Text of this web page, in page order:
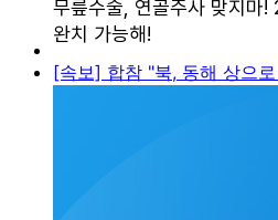
[속보] 합참 "북, 동해 상으